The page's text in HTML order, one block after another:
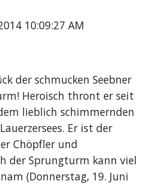
10:09:27 AM
der schmucken Seebner
Heroisch thront er seit
lieblich schimmernden
Er ist der
Chöpfler und
der Sprungturm kann viel
(Donnerstag, 19. Juni